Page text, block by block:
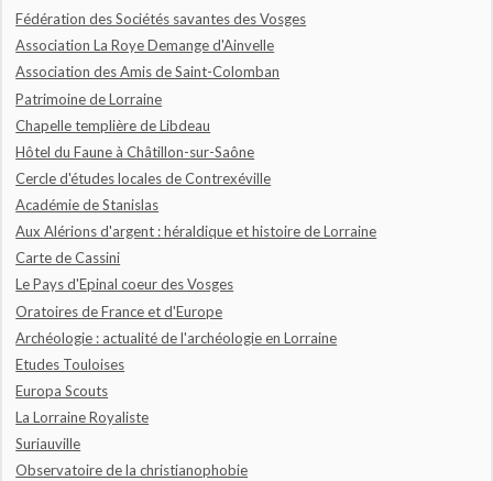
Fédération des Sociétés savantes des Vosges
Association La Roye Demange d'Ainvelle
Association des Amis de Saint-Colomban
Patrimoine de Lorraine
Chapelle templière de Libdeau
Hôtel du Faune à Châtillon-sur-Saône
Cercle d'études locales de Contrexéville
Académie de Stanislas
Aux Alérions d'argent : héraldique et histoire de Lorraine
Carte de Cassini
Le Pays d'Epinal coeur des Vosges
Oratoires de France et d'Europe
Archéologie : actualité de l'archéologie en Lorraine
Etudes Touloises
Europa Scouts
La Lorraine Royaliste
Suriauville
Observatoire de la christianophobie